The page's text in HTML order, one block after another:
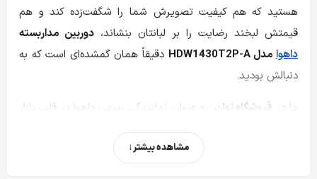
هستید که هم کیفیت تصویرش شما را شگفت‌زده کند و هم
قیمتش لبخند رضایت را بر لبانتان بنشاند، دوربین مداربسته
داهوا مدل HDW1430T2P-A
دقیقاً همان گمشده‌ای است که به
دنبالش بودید.
ما در
فروشگاه توان
، به عنوان نمایندگی رسمی داهوا در قلب بازار
الکترونیک ایران (پاساژ علاالدین ۲)، روزانه با صدها مشتری
سروکار داریم که می‌پرسند:“آقا یه دوربین می‌خوام که هم
مشاهده بیشتر